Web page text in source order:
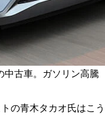
中古車。ガソリン高騰
の青木タカオ氏はこう